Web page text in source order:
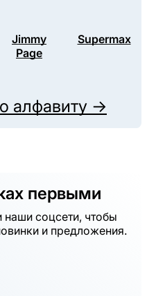
Jimmy
Page
Supermax
алфавиту →
первыми
соцсети, чтобы
и предложения.